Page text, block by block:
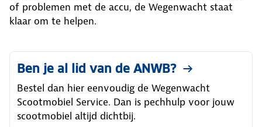
of problemen met de accu, de Wegenwacht staat
klaar om te helpen.
Ben je al lid van de ANWB?
Bestel dan hier eenvoudig de Wegenwacht
Scootmobiel Service. Dan is pechhulp voor jouw
scootmobiel altijd dichtbij.